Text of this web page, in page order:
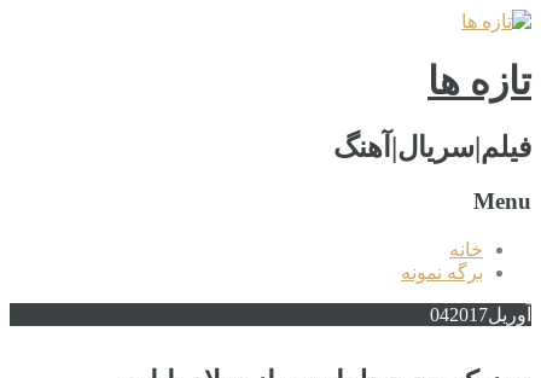
تازه ها
فیلم|سریال|آهنگ
Menu
خانه
برگه نمونه
آوریل 042017